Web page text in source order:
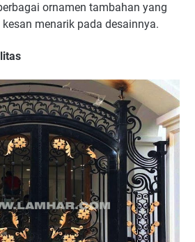
ornamen tambahan yang
menarik pada desainnya.